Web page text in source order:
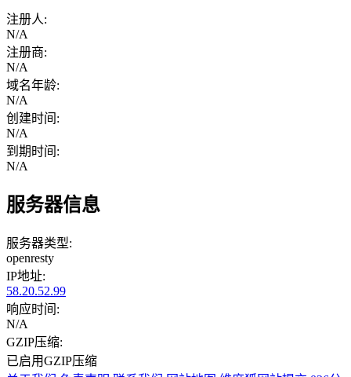
注册人:
N/A
注册商:
N/A
域名年龄:
N/A
创建时间:
N/A
到期时间:
N/A
服务器信息
服务器类型:
openresty
IP地址:
58.20.52.99
响应时间:
N/A
GZIP压缩:
已启用GZIP压缩